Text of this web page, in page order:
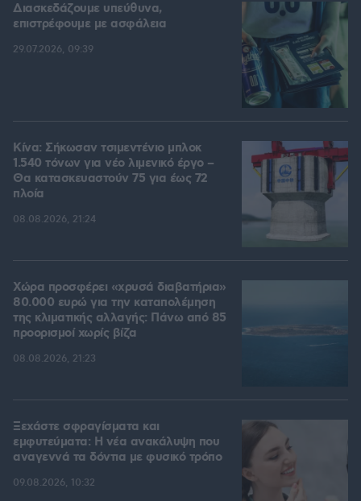
Διασκεδάζουμε υπεύθυνα,
επιστρέφουμε με ασφάλεια
29.07.2026, 09:39
Κίνα: Σήκωσαν τσιμεντένιο μπλοκ
1.540 τόνων για νέο λιμενικό έργο –
Θα κατασκευαστούν 75 για έως 72
πλοία
08.08.2026, 21:24
Χώρα προσφέρει «χρυσά διαβατήρια»
80.000 ευρώ για την καταπολέμηση
της κλιματικής αλλαγής: Πάνω από 85
προορισμοί χωρίς βίζα
08.08.2026, 21:23
Ξεχάστε σφραγίσματα και
εμφυτεύματα: Η νέα ανακάλυψη που
αναγεννά τα δόντια με φυσικό τρόπο
09.08.2026, 10:32